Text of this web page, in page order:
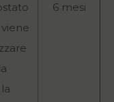
6 mesi